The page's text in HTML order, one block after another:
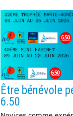
Être bénévole
6.50